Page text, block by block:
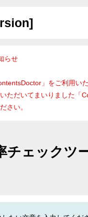
らせ
」をご利用い
ただいてまいりました
さい。
チェックツ